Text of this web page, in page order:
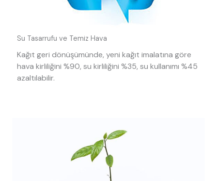
Su Tasarrufu ve Temiz Hava
Kağıt geri dönüşümünde, yeni kağıt imalatına göre
hava kirliliğini %90, su kirliliğini %35, su kullanımı %45
azaltılabilir.